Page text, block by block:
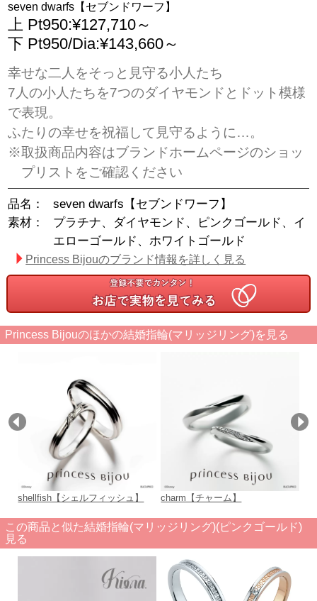
seven dwarfs【セブンドワーフ】
上 Pt950:¥127,710～
下 Pt950/Dia:¥143,660～
幸せな二人をそっと見守る小人たち
7人の小人たちを7つのダイヤモンドとドット模様
で表現。
ふたりの幸せを祝福して見守るように…。
※取扱商品内容はブランドホームページのショッ
プリストをご確認ください
品名：
seven dwarfs【セブンドワーフ】
素材：
プラチナ、ダイヤモンド、ピンクゴールド、イ
エローゴールド、ホワイトゴールド
Princess Bijouのブランド情報を詳しく見る
Princess Bijouのほかの結婚指輪(マリッジリング)を見る
shellfish【シェルフィッシュ】 charm【チャーム】
この商品と似た結婚指輪(マリッジリング)(ピンクゴールド)
見る